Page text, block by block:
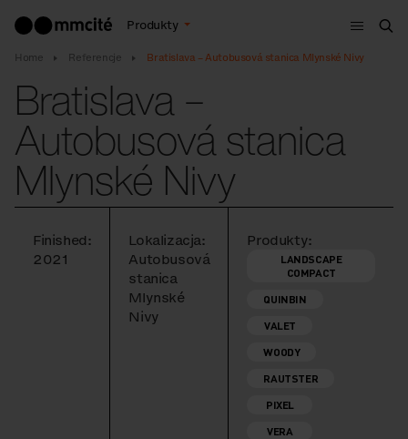
Produkty
Menu
Home Referencje Bratislava – Autobusová stanica Mlynské Nivy
Bratislava –
Autobusová stanica
Mlynské Nivy
Finished:
2021
Lokalizacja:
Autobusová
stanica
Mlynské
Nivy
Produkty:
LANDSCAPE
COMPACT
QUINBIN
VALET
WOODY
RAUTSTER
PIXEL
VERA